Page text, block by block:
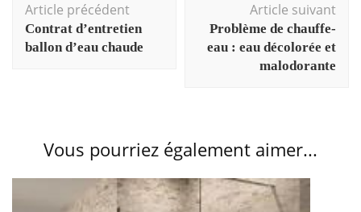
d'article
Article précédent
Contrat d’entretien
ballon d’eau chaude
Article suivant
Problème de chauffe-
eau : eau décolorée et
malodorante
Vous pourriez également aimer...